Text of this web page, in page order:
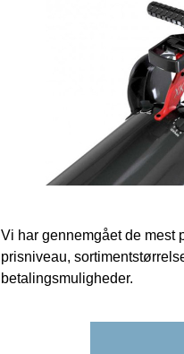
Vi har gennemgået de mest
prisniveau,
betalingsmuligheder.